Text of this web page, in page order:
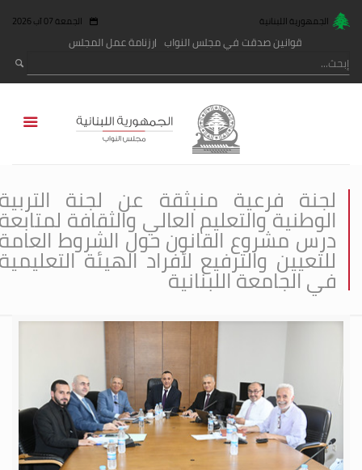
الجمهورية اللبنانية الجمعة 07 آب 2026
قوانين صدقت في مجلس النواب رزنامة عمل المجلس
لجنة فرعية منبثقة عن لجنة
الوطنية والتعليم العالي والثقافة
درس مشروع القانون حول الشروط
للتعيين والترفيع لأفراد الهيئة
في الجامعة اللبنانية